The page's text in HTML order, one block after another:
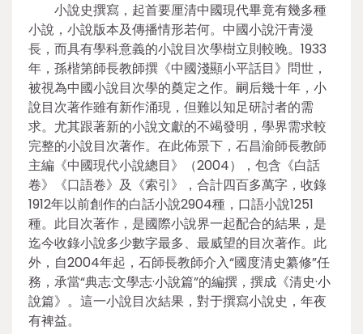
小說史撰寫，起首要厘清中國現代畢竟有幾多種
小說，小說版本及傳播情形若何。中國小說汗青漫
長，而具有學科意義的小說目次學樹立則較晚。1933
年，孫楷第師長教師撰《中國淺顯小平話目》問世，
被視為中國小說目次學的奠定之作。嗣后幾十年，小
說目次著作雖有新作涌現，但難以知足研討者的需
求。尤其跟著新的小說文獻的不竭發明，學界需求較
完整的小說目次著作。在此佈景下，石昌渝師長教師
主編《中國現代小說總目》（2004），包含《白話
卷》《口語卷》及《索引》，合計四百多萬字，收錄
1912年以前創作的白話小說2904種，口語小說1251
種。此目次著作，是國際小說界一起配合的結果，是
迄今收錄小說多少數字最多、最威望的目次著作。此
外，自2004年起，石師長教師介入“國度清史纂修”任
務，承當“典志·文學志·小說篇”的編撰，撰成《清史·小
說篇》。這一小說目次結果，對于撰寫小說史，年夜
有裨益。